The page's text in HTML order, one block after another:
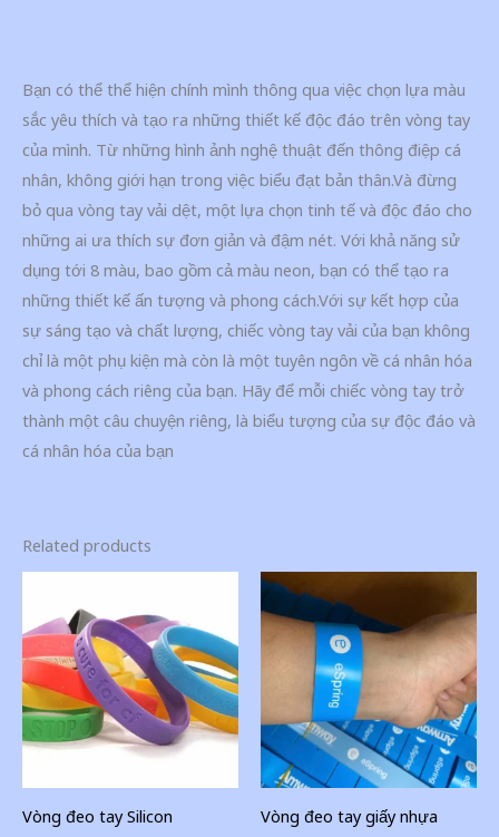
Bạn có thể thể hiện chính mình thông qua việc chọn lựa màu
sắc yêu thích và tạo ra những thiết kế độc đáo trên vòng tay
của mình. Từ những hình ảnh nghệ thuật đến thông điệp cá
nhân, không giới hạn trong việc biểu đạt bản thân.Và đừng
bỏ qua vòng tay vải dệt, một lựa chọn tinh tế và độc đáo cho
những ai ưa thích sự đơn giản và đậm nét. Với khả năng sử
dụng tới 8 màu, bao gồm cả màu neon, bạn có thể tạo ra
những thiết kế ấn tượng và phong cách.Với sự kết hợp của
sự sáng tạo và chất lượng, chiếc vòng tay vải của bạn không
chỉ là một phụ kiện mà còn là một tuyên ngôn về cá nhân hóa
và phong cách riêng của bạn. Hãy để mỗi chiếc vòng tay trở
thành một câu chuyện riêng, là biểu tượng của sự độc đáo và
cá nhân hóa của bạn
Related products
Vòng đeo tay Silicon Vòng đeo tay giấy nhựa